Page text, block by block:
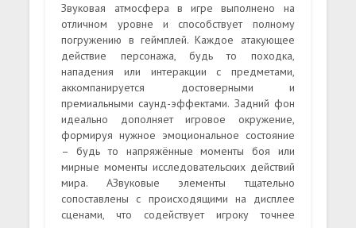
Звуковая атмосфера в игре выполнено на
отличном уровне и способствует полному
погружению в геймплей. Каждое атакующее
действие персонажа, будь то походка,
нападения или интеракции с предметами,
аккомпанируется достоверными и
премиальными саунд-эффектами. Задний фон
идеально дополняет игровое окружение,
формируя нужное эмоциональное состояние
– будь то напряжённые моменты боя или
мирные моменты исследовательских действий
мира. АЗвуковые элементы тщательно
сопоставлены с происходящими на дисплее
сценами, что содействует игроку точнее